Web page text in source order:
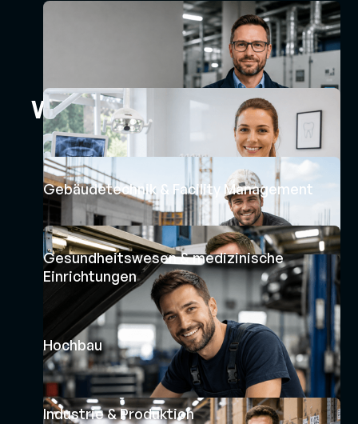
IN 21+ BRANCHEN BESETZT
Wir kennen Ihre Branche
Gebäudetechnik & Facility Management
Gesundheitswesen & medizinische
Einrichtungen
Hochbau
Industrie & Produktion